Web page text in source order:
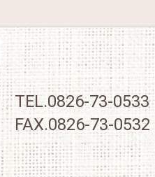
TEL.0826-73-0533
FAX.0826-73-0532